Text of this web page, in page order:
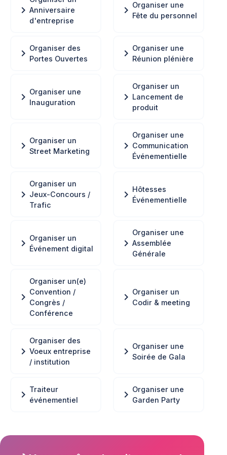
chevron_right Anniversaire
d'entreprise
chevron_right Organiser une
Fête du personnel
chevron_right Organiser des
Portes Ouvertes
chevron_right Organiser une
Réunion plénière
chevron_right Organiser une
Inauguration
chevron_right
Organiser un
Lancement de
produit
chevron_right Organiser un
Street Marketing
chevron_right
Organiser une
Communication
Événementielle
chevron_right
Organiser un
Jeux-Concours /
Trafic
chevron_right Hôtesses
Événementielle
chevron_right Organiser un
Événement digital
chevron_right
Organiser une
Assemblée
Générale
chevron_right
Organiser un(e)
Convention /
Congrès /
Conférence
chevron_right Organiser un
Codir & meeting
chevron_right
Organiser des
Voeux entreprise
/ institution
chevron_right Organiser une
Soirée de Gala
chevron_right Traiteur
événementiel
chevron_right Organiser une
Garden Party